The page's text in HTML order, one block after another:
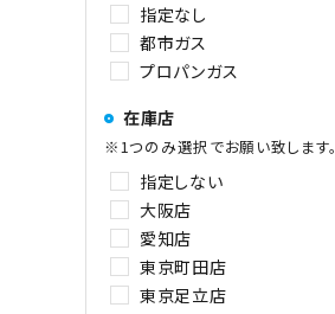
指定なし
都市ガス
プロパンガス
在庫店
※1つのみ選択でお願い致します。
指定しない
大阪店
愛知店
東京町田店
東京足立店